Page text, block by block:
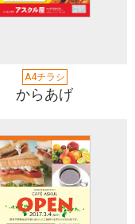
A4チラシ
からあげ